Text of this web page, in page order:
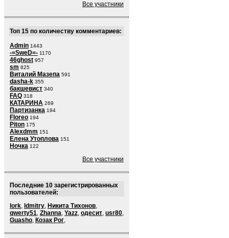
Все участники
Топ 15 по количеству комментариев:
Admin 1443
-=SweD=- 1170
46ghost 957
sm 825
Виталий Мазепа 591
dasha-k 355
бакшевист 340
FAQ 318
КАТАРИНА 269
Партизанка 194
Floreo 194
Piton 175
Alexdmm 151
Елена Утоплова 151
Ночка 122
Все участники
Последние 10 зарегистрированных
пользователей:
lork, ldmitry, Никита Тихонов,
qwerty51, Zhanna, Yazz, одесит, usr80,
Guasho, Козак Рог,